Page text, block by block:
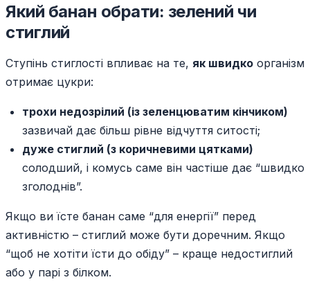
Який банан обрати: зелений чи
стиглий
Ступінь стиглості впливає на те, як швидко організм
отримає цукри:
трохи недозрілий (із зеленцюватим кінчиком)
зазвичай дає більш рівне відчуття ситості;
дуже стиглий (з коричневими цятками)
солодший, і комусь саме він частіше дає “швидко
зголоднів”.
Якщо ви їсте банан саме “для енергії” перед
активністю – стиглий може бути доречним. Якщо
“щоб не хотіти їсти до обіду” – краще недостиглий
або у парі з білком.